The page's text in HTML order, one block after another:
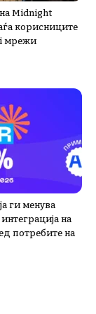
Midnight
корисниците
мрежи
ги менува
на
потребите на